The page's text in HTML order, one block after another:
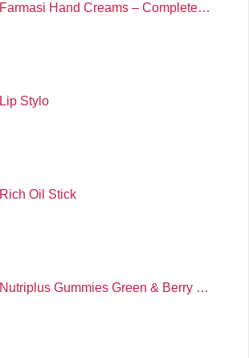
Farmasi Hand Creams – Complete…
Lip Stylo
Rich Oil Stick
Nutriplus Gummies Green & Berry …